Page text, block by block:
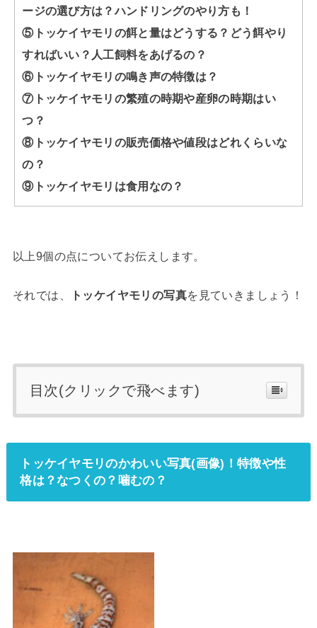
ージの選び方は？ハンドリングのやり方も！
⑤トッケイヤモリの餌と量はどうする？どう餌やり
すればいい？人工飼料をあげるの？
⑥トッケイヤモリの鳴き声の特徴は？
⑦トッケイヤモリの繁殖の時期や産卵の時期はい
つ？
⑧トッケイヤモリの販売価格や値段はどれくらいな
の？
⑨トッケイヤモリは食用なの？
以上9個の点についてお伝えします。
それでは、 トッケイヤモリの写真を見ていきましょう！
目次(クリックで飛べます)
トッケイヤモリのかわいい写真(画像)！特徴や性
格は？なつくの？噛むの？